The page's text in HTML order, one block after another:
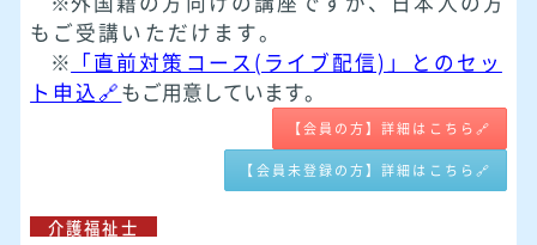
もご受講いただけます。
※
「直前対策コース(ライブ配信)」とのセッ
ト申込🔗 もご用意しています。
【会員の方】詳細はこちら🔗
【会員未登録の方】詳細はこちら🔗
介護福祉士